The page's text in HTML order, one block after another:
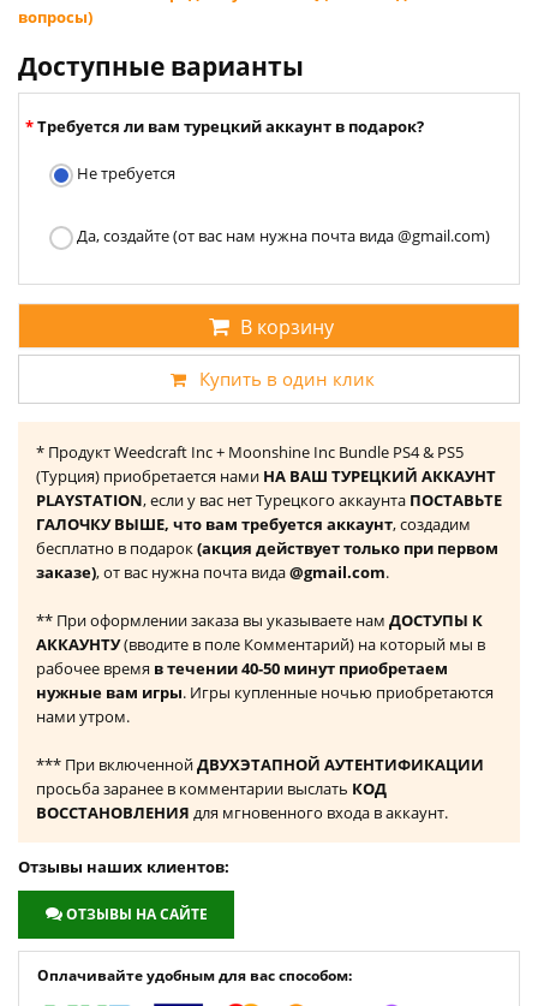
вопросы)
Доступные варианты
Требуется ли вам турецкий аккаунт в подарок?
Не требуется
Да, создайте (от вас нам нужна почта вида @gmail.com)
В корзину
Купить в один клик
* Продукт Weedcraft Inc + Moonshine Inc Bundle PS4 & PS5
(Турция) приобретается нами НА ВАШ ТУРЕЦКИЙ АККАУНТ
PLAYSTATION, если у вас нет Турецкого аккаунта ПОСТАВЬТЕ
ГАЛОЧКУ ВЫШЕ, что вам требуется аккаунт, создадим
бесплатно в подарок(акция действует только при первом
заказе), от вас нужна почта вида@gmail.com.
** При оформлении заказа вы указываете нам ДОСТУПЫ К
АККАУНТУ(вводите в поле Комментарий) на который мы в
рабочее время в течении 40-50 минут приобретаем
нужные вам игры. Игры купленные ночью приобретаются
нами утром.
*** При включеннойДВУХЭТАПНОЙ АУТЕНТИФИКАЦИИ
просьба заранее в комментарии выслать КОД
ВОССТАНОВЛЕНИЯ для мгновенного входа в аккаунт.
Отзывы наших клиентов:
ОТЗЫВЫ НА САЙТЕ
Оплачивайте удобным для вас способом: